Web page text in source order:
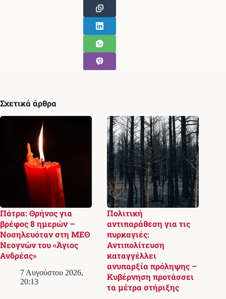
Σχετικά άρθρα
Πάτρα: Θρήνος για
βρέφος 8 ημερών –
Νοσηλευόταν στη ΜΕΘ
Νεογνών του «Άγιος
Ανδρέας»
7 Αυγούστου 2026,
20:13
Πολιτική
αντιπαράθεση για τις
πυρκαγιές:
Αντιπολίτευση
καταγγέλλει
ανυπαρξία πρόληψης –
Κυβέρνηση προτάσσει
τα μέτρα στήριξης